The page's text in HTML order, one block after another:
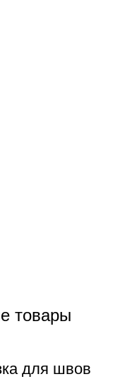
товары
для швов